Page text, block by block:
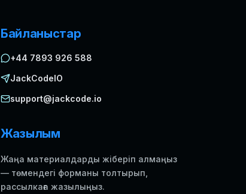
Байланыстар
+44 7893 926 588
JackCodeIO
support@jackcode.io
Жазылым
Жаңа материалдарды жіберіп алмаңыз
— төмендегі форманы толтырып,
рассылкаға жазылыңыз.